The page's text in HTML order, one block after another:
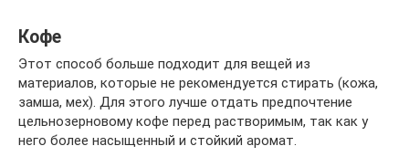
Кофе
Этот способ больше подходит для вещей из
материалов, которые не рекомендуется стирать (кожа,
замша, мех). Для этого лучше отдать предпочтение
цельнозерновому кофе перед растворимым, так как у
него более насыщенный и стойкий аромат.